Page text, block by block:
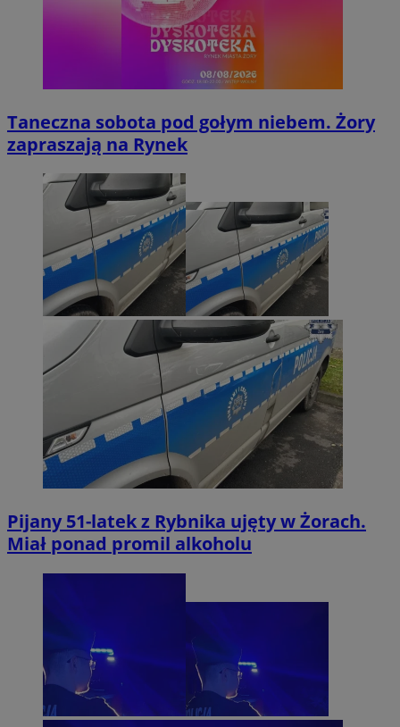
Taneczna sobota pod gołym niebem. Żory
zapraszają na Rynek
Pijany 51-latek z Rybnika ujęty w Żorach.
Miał ponad promil alkoholu